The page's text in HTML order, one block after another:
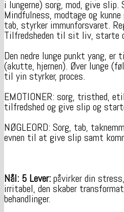
i lungerne) sorg, mod, give slip.
Mindfulness, modtage og
tab, styrker immunforsvaret.
Tilfredsheden til sit liv, starte
Den nedre lunge punkt yang,
(akutte, hjernen). Øver lunge
til yin styrker, proces.
EMOTIONER: sorg, tristhed,
tilfredshed og give slip og
NØGLEORD: Sorg, tab,
evnen til at give slip samt
Nål: 5 Lever:påvirker din
irritabel, den skaber
behandlinger.